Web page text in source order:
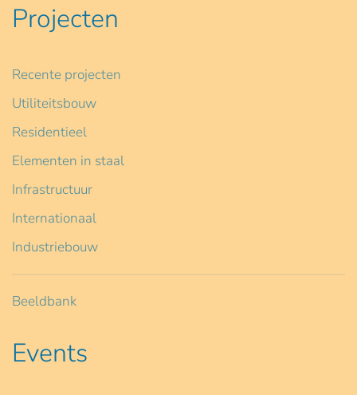
Projecten
Recente projecten
Utiliteitsbouw
Residentieel
Elementen in staal
Infrastructuur
Internationaal
Industriebouw
Beeldbank
Events